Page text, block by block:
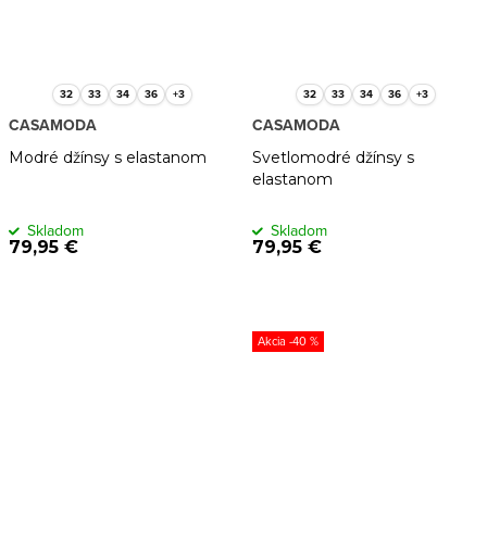
32 33 34 36 +3
Modré džínsy s elastanom
CASAMODA
79,95 €
Skladom
32 33 34 36 +3
Svetlomodré džínsy s
elastanom
CASAMODA
79,95 €
Skladom
-40 %